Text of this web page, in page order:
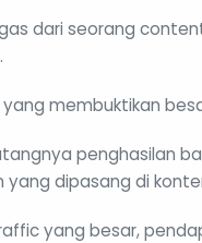
dari seorang
membuktikan
penghasilan
yang dipasang di
yang besar,